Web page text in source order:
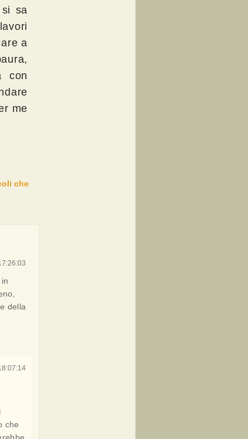
sa
a
con
me
che
della
che